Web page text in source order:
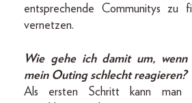
entsprechende Communitys zu
vernetzen.
Wie gehe ich damit um,
mein Outing schlecht reagieren?
Als ersten Schritt kann man